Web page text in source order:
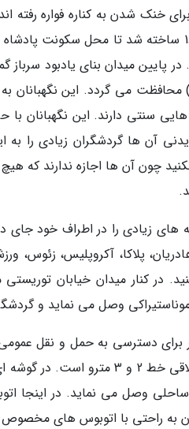
خنک شدن به کناره فواره رفته
خانه مجلس است، بنایی که در سال 1842 ساخته شد
تبدیل شد. در پایین میدان بنای
می گردد. این نگهبانان
سنتی دارند. این نگهبانان با
آن ها گردشگران زیادی را
چون آن ها اجازه ندارند که
های زیادی را در اطراف خود جای
پلاکا، آکروپلیس، زئوس،
در کنار میدان خیابان
برای دسترسی به حمل و نقل
گرفته است، ایستگاهی اصلی که محل
وصل می نماید. در اینجا
راحتی با اتوبوس های مخصوص